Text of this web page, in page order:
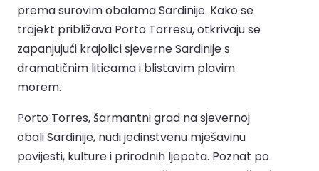
prema surovim obalama Sardinije. Kako se
trajekt približava Porto Torresu, otkrivaju se
zapanjujući krajolici sjeverne Sardinije s
dramatičnim liticama i blistavim plavim
morem.
Porto Torres, šarmantni grad na sjevernoj
obali Sardinije, nudi jedinstvenu mješavinu
povijesti, kulture i prirodnih ljepota. Poznat po